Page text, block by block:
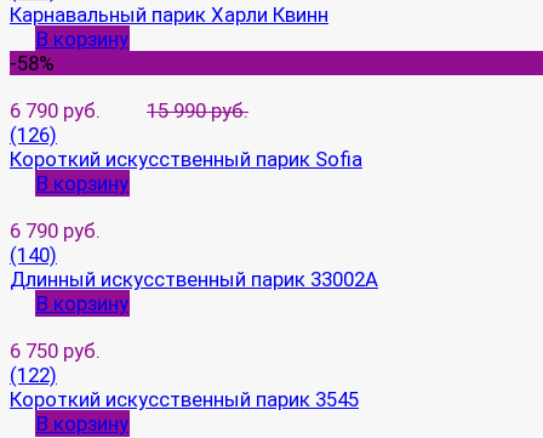
Карнавальный парик Харли Квинн
В корзину
-58%
6 790 руб.
15 990 руб.
(126)
Короткий искусственный парик Sofia
В корзину
6 790 руб.
(140)
Длинный искусственный парик 33002A
В корзину
6 750 руб.
(122)
Короткий искусственный парик 3545
В корзину